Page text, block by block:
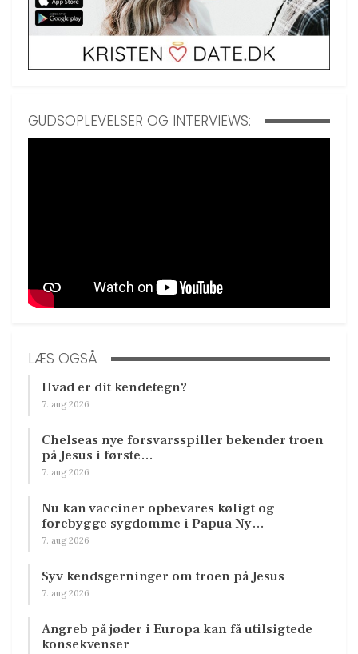
GUDSOPLEVELSER OG INTERVIEWS:
LÆS OGSÅ
Hvad er dit kendetegn?
7. aug 2026
Chelseas nye forsvarsspiller bekender troen
på Jesus i første…
7. aug 2026
Nu kan vacciner opbevares køligt og
forebygge sygdomme i Papua Ny…
7. aug 2026
Syv kendsgerninger om troen på Jesus
7. aug 2026
Angreb på jøder i Europa kan få utilsigtede
konsekvenser